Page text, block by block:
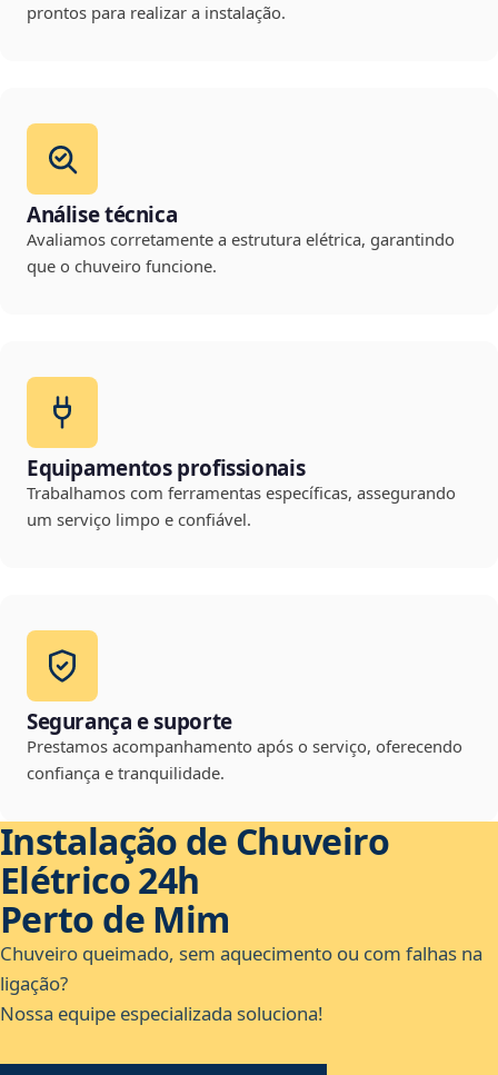
prontos para realizar a instalação.
Análise técnica
Avaliamos corretamente a estrutura elétrica, garantindo
que o chuveiro funcione.
Equipamentos profissionais
Trabalhamos com ferramentas específicas, assegurando
um serviço limpo e confiável.
Segurança e suporte
Prestamos acompanhamento após o serviço, oferecendo
confiança e tranquilidade.
Instalação de Chuveiro
Elétrico 24h
Perto de Mim
Chuveiro queimado, sem aquecimento ou com falhas na
ligação?
Nossa equipe especializada soluciona!